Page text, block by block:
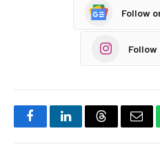
Follow
Follow
FacebookLinkedInThreads